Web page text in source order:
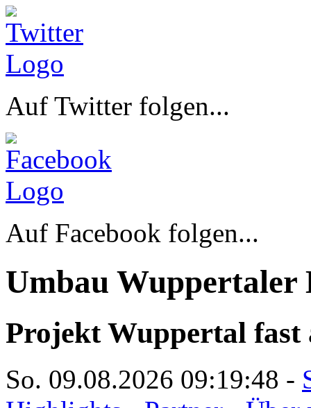
Auf Twitter folgen...
Auf Facebook folgen...
Umbau Wuppertaler
Projekt Wuppertal fast
So. 09.08.2026 09:19:48 -